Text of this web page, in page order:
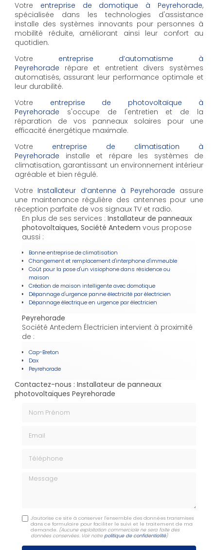
Votre entreprise de domotique à Peyrehorade,
spécialisée dans les technologies d'assistance
installe des systèmes innovants pour personnes à
mobilité réduite, améliorant ainsi leur confort au
quotidien.
Votre entreprise d’automatisme à
Peyrehorade répare et entretient divers systèmes
automatisés, assurant leur performance optimale et
leur durabilité.
Votre entreprise de photovoltaïque à
Peyrehorade s'occupe de l'entretien et de la
réparation de vos panneaux solaires pour une
efficacité énergétique maximale.
Votre entreprise de climatisation à
Peyrehorade installe et répare les systèmes de
climatisation, garantissant un environnement intérieur
agréable et bien régulé.
Votre Installateur d’antenne à Peyrehorade assure
une maintenance régulière des antennes pour une
réception parfaite de vos signaux TV et radio.
En plus de ses services : Installateur de panneaux
photovoltaïques, Société Antedem vous propose
aussi :
Bonne entreprise de climatisation
Changement et remplacement d'interphone d'immeuble
Coût pour la pose d'un visiophone dans résidence ou
maison
Création de maison intelligente avec domotique
Dépannage d'urgence panne électricité par électricien
Dépannage électrique en urgence par électricien
Peyrehorade
Société Antedem Électricien intervient à proximité
de :
Cap-Breton
Dax
Peyrehorade
Contactez-nous : Installateur de panneaux
photovoltaïques Peyrehorade
Message
J'autorise ce site à conserver l'ensemble des données transmises
dans ce formulaire pour faciliter le suivi et le traitement de ma
demande. (Aucune exploitation commerciale ne sera faite des
données conservées. Voir notre politique de confidentialité)